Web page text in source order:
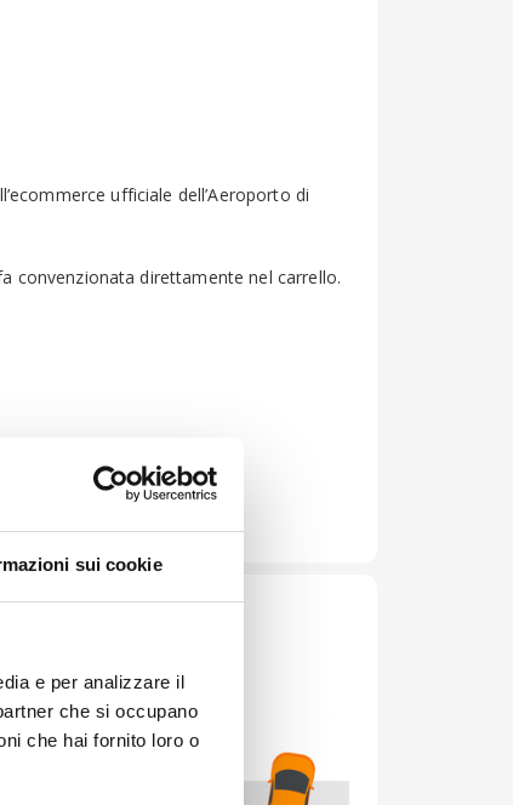
sui cookie
e per analizzare il
che si occupano
che hai fornito loro o
ufficiale dell’Aeroporto di
convenzionata direttamente nel carrello.